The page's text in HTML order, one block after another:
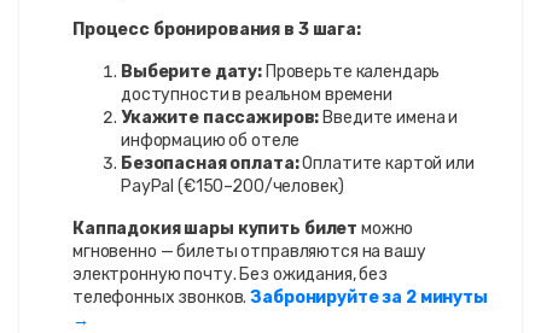
Процесс бронирования в 3 шага:
Выберите дату: Проверьте календарь
доступности в реальном времени
Укажите пассажиров: Введите имена и
информацию об отеле
Безопасная оплата:Оплатите картой или
PayPal (€150–200/человек)
Каппадокия шары купить билет можно
мгновенно — билеты отправляются на вашу
электронную почту. Без ожидания, без
телефонных звонков.Забронируйте за 2 минуты
→